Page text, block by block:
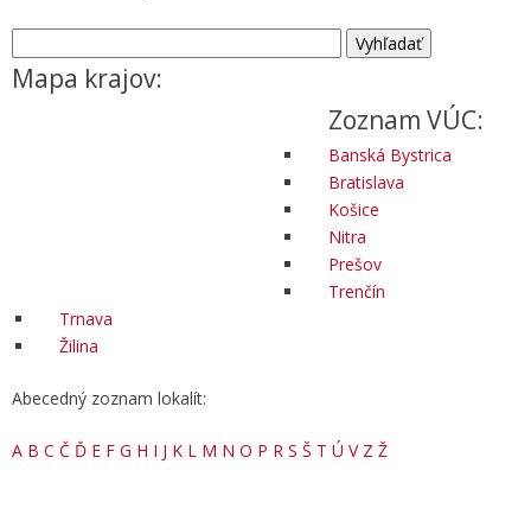
Mapa krajov:
Zoznam VÚC:
Banská Bystrica
Bratislava
Košice
Nitra
Prešov
Trenčín
Trnava
Žilina
Abecedný zoznam lokalít:
A B C Č Ď E F G H I J K L M N O P R S Š T Ú V Z Ž